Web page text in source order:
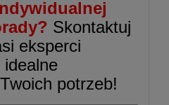
Skontaktuj
eksperci
idealne
potrzeb!